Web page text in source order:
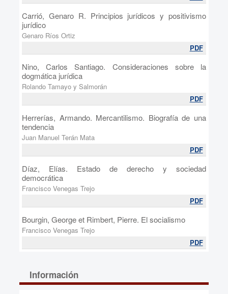
Carrió, Genaro R. Principios jurídicos y positivismo
jurídico
Genaro Ríos Ortiz
PDF
Nino, Carlos Santiago. Consideraciones sobre la
dogmática jurídica
Rolando Tamayo y Salmorán
PDF
Herrerías, Armando. Mercantilismo. Biografía de una
tendencia
Juan Manuel Terán Mata
PDF
Díaz, Elías. Estado de derecho y sociedad
democrática
Francisco Venegas Trejo
PDF
Bourgin, George et Rimbert, Pierre. El socialismo
Francisco Venegas Trejo
PDF
Información